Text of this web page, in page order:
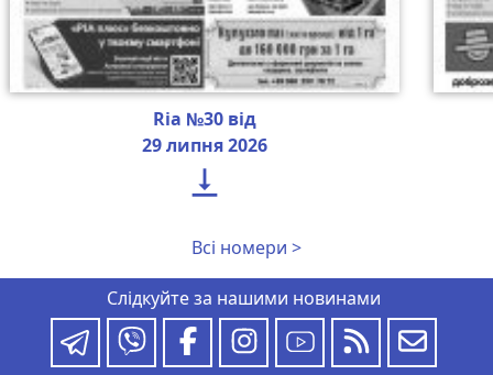
Ria №30 від
29 липня 2026

Всі номери >
Слідкуйте за нашими новинами